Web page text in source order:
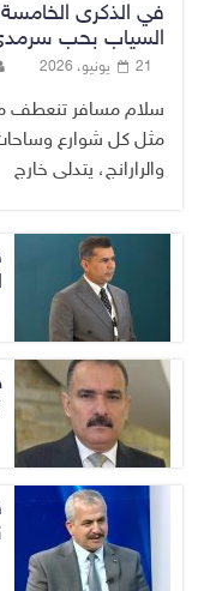
في الذكرى
السياب بحب
21 يونيو، 2026
سلام مسافر تنعطف
مثل كل شوارع وساحات
والرارانج، يتدلى خارج